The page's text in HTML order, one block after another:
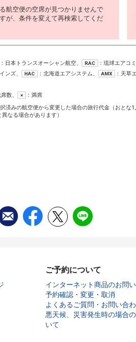
航空便の空席が見つかりませんで
が、条件を変えて再検索してくだ
：日本トランスオーシャン航空、 RAC ：琉球エアコ
ンズ、 HAC ：北海道エアシステム、 AMX
：天草
席数、 ×
：満席
済みの航空便から変更した場合の旅行代金（おとな
なる場合があります）
ご予約について
インターネット商品のお問
予約確認・変更・取消
よくあるご質問・お問い合
悪天候、災害発生時の場合
いて